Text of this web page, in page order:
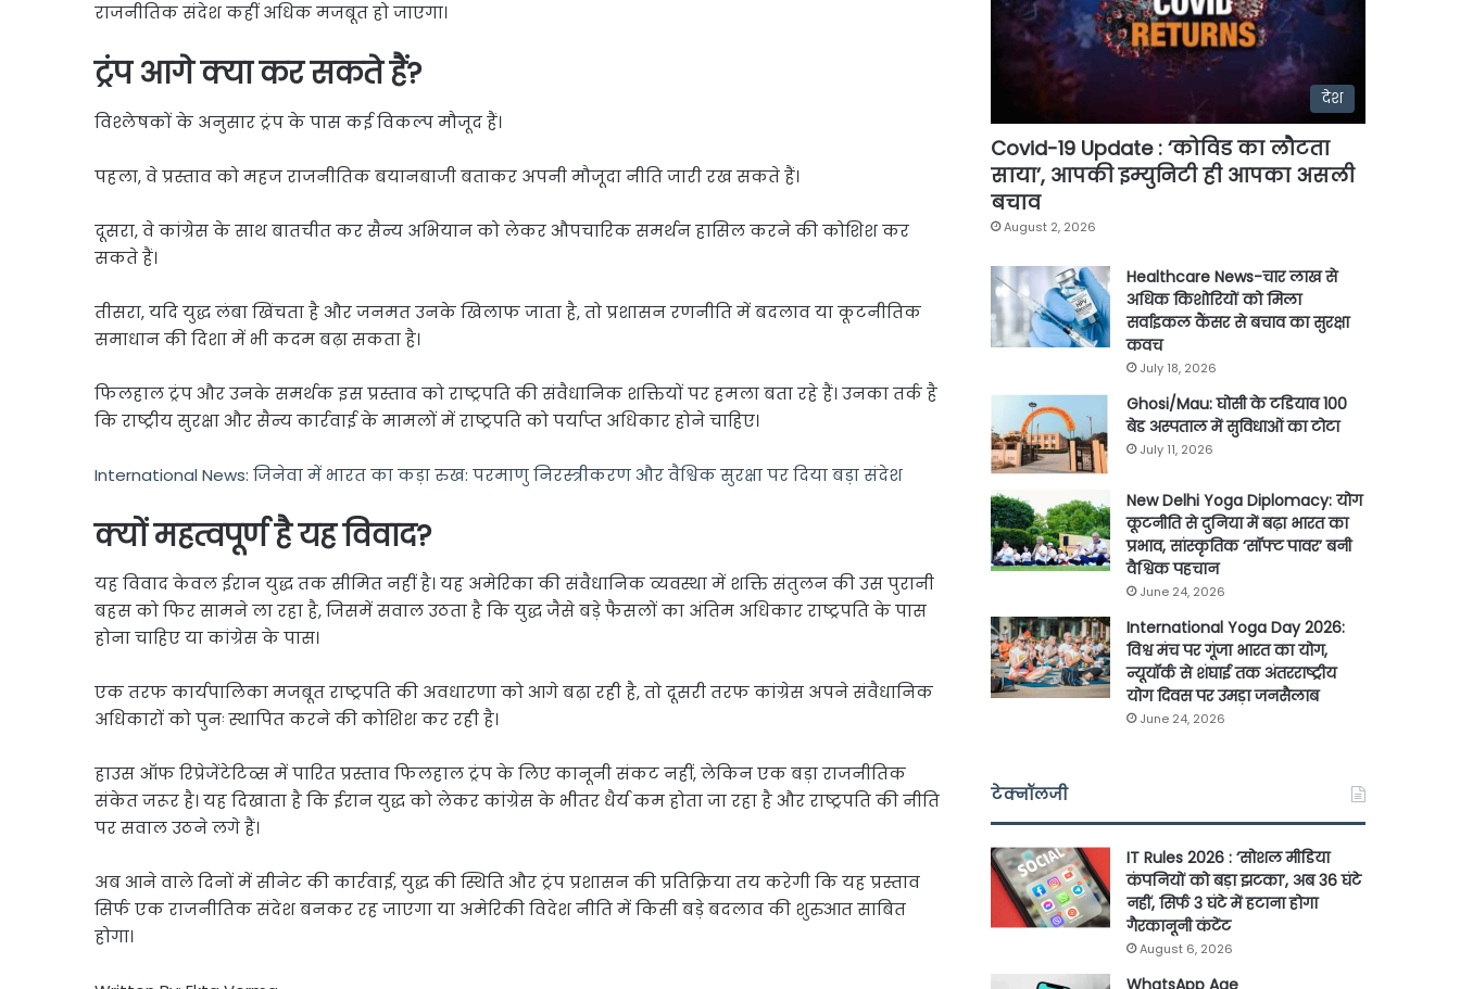
राजनीतिक संदेश कहीं अधिक मजबूत हो जाएगा।
ट्रंप आगे क्या कर सकते हैं?
विश्लेषकों के अनुसार ट्रंप के पास कई विकल्प मौजूद हैं।
पहला, वे प्रस्ताव को महज राजनीतिक बयानबाजी बताकर अपनी मौजूदा नीति जारी रख सकते हैं।
दूसरा, वे कांग्रेस के साथ बातचीत कर सैन्य अभियान को लेकर औपचारिक समर्थन हासिल करने की कोशिश कर
सकते हैं।
तीसरा, यदि युद्ध लंबा खिंचता है और जनमत उनके खिलाफ जाता है, तो प्रशासन रणनीति में बदलाव या कूटनीतिक
समाधान की दिशा में भी कदम बढ़ा सकता है।
फिलहाल ट्रंप और उनके समर्थक इस प्रस्ताव को राष्ट्रपति की संवैधानिक शक्तियों पर हमला बता रहे हैं। उनका तर्क है
कि राष्ट्रीय सुरक्षा और सैन्य कार्रवाई के मामलों में राष्ट्रपति को पर्याप्त अधिकार होने चाहिए।
International News: जिनेवा में भारत का कड़ा रुख: परमाणु निरस्त्रीकरण और वैश्विक सुरक्षा पर दिया बड़ा संदेश
क्यों महत्वपूर्ण है यह विवाद?
यह विवाद केवल ईरान युद्ध तक सीमित नहीं है। यह अमेरिका की संवैधानिक व्यवस्था में शक्ति संतुलन की उस पुरानी
बहस को फिर सामने ला रहा है, जिसमें सवाल उठता है कि युद्ध जैसे बड़े फैसलों का अंतिम अधिकार राष्ट्रपति के पास
होना चाहिए या कांग्रेस के पास।
एक तरफ कार्यपालिका मजबूत राष्ट्रपति की अवधारणा को आगे बढ़ा रही है, तो दूसरी तरफ कांग्रेस अपने संवैधानिक
अधिकारों को पुनः स्थापित करने की कोशिश कर रही है।
हाउस ऑफ रिप्रेजेंटेटिव्स में पारित प्रस्ताव फिलहाल ट्रंप के लिए कानूनी संकट नहीं, लेकिन एक बड़ा राजनीतिक
संकेत जरूर है। यह दिखाता है कि ईरान युद्ध को लेकर कांग्रेस के भीतर धैर्य कम होता जा रहा है और राष्ट्रपति की नीति
पर सवाल उठने लगे हैं।
अब आने वाले दिनों में सीनेट की कार्रवाई, युद्ध की स्थिति और ट्रंप प्रशासन की प्रतिक्रिया तय करेगी कि यह प्रस्ताव
सिर्फ एक राजनीतिक संदेश बनकर रह जाएगा या अमेरिकी विदेश नीति में किसी बड़े बदलाव की शुरुआत साबित
होगा।
देश
Covid-19 Update : ‘कोविड का लौटता
साया’, आपकी इम्युनिटी ही आपका असली
बचाव
August 2, 2026
Healthcare News-चार लाख से
अधिक किशोरियों को मिला
सर्वाइकल कैंसर से बचाव का सुरक्षा
कवच
July 18, 2026
Ghosi/Mau: घोसी के टडियाव 100
बेड अस्पताल में सुविधाओं का टोटा
July 11, 2026
New Delhi Yoga Diplomacy: योग
कूटनीति से दुनिया में बढ़ा भारत का
प्रभाव, सांस्कृतिक ‘सॉफ्ट पावर’ बनी
वैश्विक पहचान
June 24, 2026
International Yoga Day 2026:
विश्व मंच पर गूंजा भारत का योग,
न्यूयॉर्क से शंघाई तक अंतरराष्ट्रीय
योग दिवस पर उमड़ा जनसैलाब
June 24, 2026
टेक्नॉलजी
IT Rules 2026 : ‘सोशल मीडिया
कंपनियों को बड़ा झटका’, अब 36 घंटे
नहीं, सिर्फ 3 घंटे में हटाना होगा
गैरकानूनी कंटेंट
August 6, 2026